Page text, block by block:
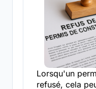
Lorsqu'un
refusé, cela